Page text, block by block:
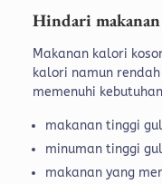
Hindari
Makanan kalori
kalori namun
memenuhi
makanan tinggi
minuman tinggi
makanan yang